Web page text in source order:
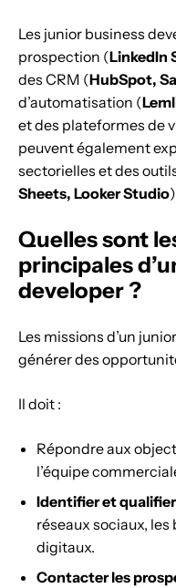
Les junior business
prospection (LinkedIn
des CRM (HubSpot,
d’automatisation (
et des plateformes de
peuvent également
sectorielles et des
Sheets, Looker Studio
Quelles sont
principales
developer ?
Les missions d’un
générer des
Il doit :
Répondre aux
l’équipe
Identifier et
réseaux sociaux,
digitaux.
Contacter les